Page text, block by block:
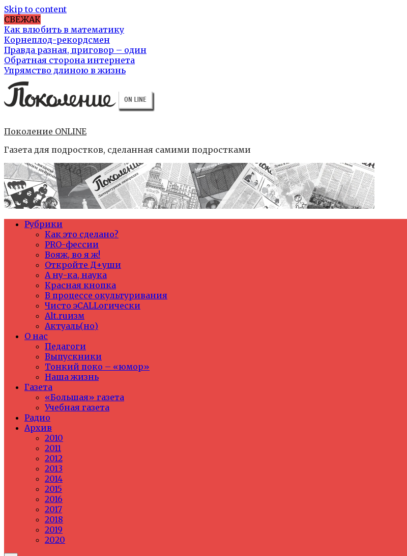
Skip to content
СВЕЖАК
Как влюбить в математику
Корнеплод-рекордсмен
Правда разная, приговор – один
Обратная сторона интернета
Упрямство длиною в жизнь
Поколение ONLINE
Газета для подростков, сделанная самими подростками
Рубрики
Как это сделано?
PRO-фессии
Вояж, во я ж!
Откройте Д+уши
А ну-ка, наука
Красная кнопка
В процессе окультуривания
Чисто эCALLогически
Alt.ruизм
Актуаль(но)
О нас
Педагоги
Выпускники
Тонкий поко – «юмор»
Наша жизнь
Газета
«Большая» газета
Учебная газета
Радио
Архив
2010
2011
2012
2013
2014
2015
2016
2017
2018
2019
2020